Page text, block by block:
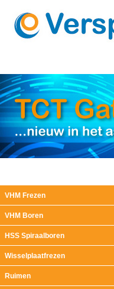
VHM Frezen
VHM Boren
HSS Spiraalboren
Wisselplaatfrezen
Ruimen